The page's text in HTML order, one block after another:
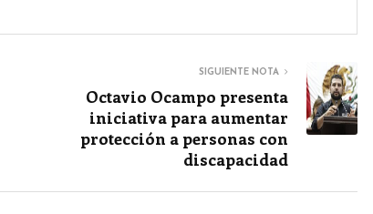
SIGUIENTE NOTA
Octavio Ocampo presenta
iniciativa para aumentar
protección a personas con
discapacidad